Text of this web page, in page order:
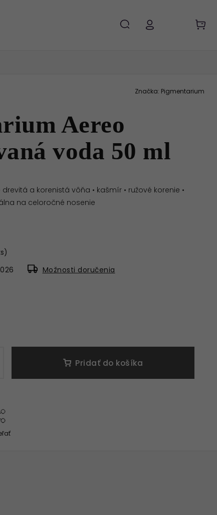
Aereo
voda 50 ml
a korenistá vôňa • kašmír • ružové korenie •
na celoročné nosenie
Značka: Pigmentarium
Možnosti doručenia
Pridať do košíka